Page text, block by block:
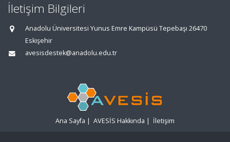
İletişim Bilgileri
Anadolu Üniversitesi Yunus Emre Kampüsü Tepebaşı 26470
Eskişehir
avesisdestek@anadolu.edu.tr
Ana Sayfa | AVESİS Hakkında | İletişim